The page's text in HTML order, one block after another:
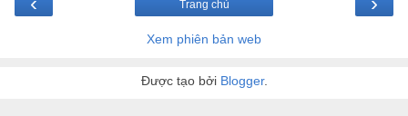
Trang chủ
Xem phiên bản web
Được tạo bởi Blogger.